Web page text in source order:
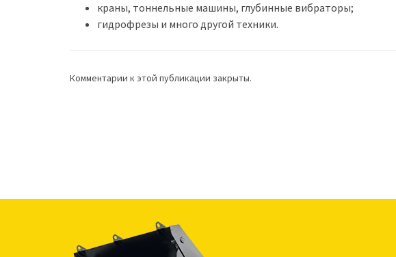
краны, тоннельные машины, глубинные вибраторы;
гидрофрезы и много другой техники.
Комментарии к этой публикации закрыты.